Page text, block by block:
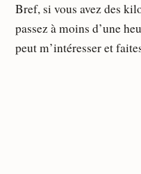
Bref, si vous avez des
passez à moins d’une
peut m’intéresser et